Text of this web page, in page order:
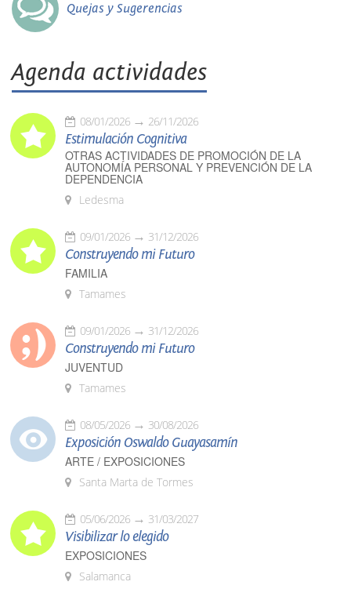
Quejas y Sugerencias
Agenda actividades
08/01/2026 26/11/2026
Estimulación Cognitiva
OTRAS ACTIVIDADES DE PROMOCIÓN DE LA
AUTONOMÍA PERSONAL Y PREVENCIÓN DE LA
DEPENDENCIA
Ledesma
09/01/2026 31/12/2026
Construyendo mi Futuro
FAMILIA
Tamames
09/01/2026 31/12/2026
Construyendo mi Futuro
JUVENTUD
Tamames
08/05/2026 30/08/2026
Exposición Oswaldo Guayasamín
ARTE / EXPOSICIONES
Santa Marta de Tormes
05/06/2026 31/03/2027
Visibilizar lo elegido
EXPOSICIONES
Salamanca